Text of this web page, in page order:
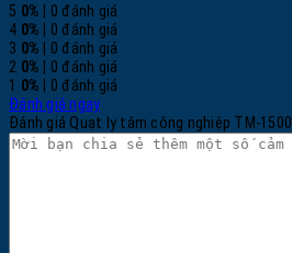
5 0% | 0 đánh giá
4 0% | 0 đánh giá
3 0% | 0 đánh giá
2 0% | 0 đánh giá
1 0% | 0 đánh giá
Đánh giá ngay
Đánh giá Quạt ly tâm công nghiệp TM-1500